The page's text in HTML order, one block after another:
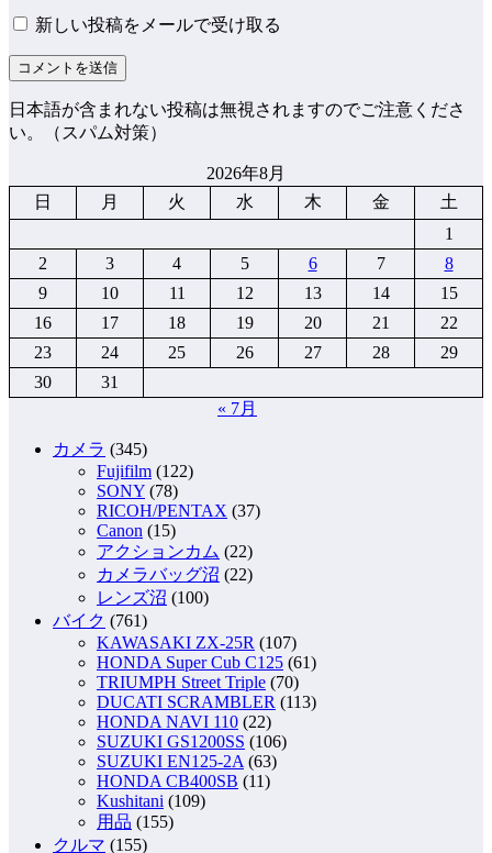
新しい投稿をメールで受け取る
日本語が含まれない投稿は無視されますのでご注意くださ
い。（スパム対策）
2026年8月
日
月 火 水 木 金
土
1
2
3 4 5 6 7
8
9
10 11 12 13 14
15
16
17 18 19 20 21
22
23
24 25 26 27 28
29
30
31
« 7月
カメラ (345)
Fujifilm (122)
SONY (78)
RICOH/PENTAX (37)
Canon (15)
アクションカム (22)
カメラバッグ沼 (22)
レンズ沼 (100)
バイク (761)
KAWASAKI ZX-25R (107)
HONDA Super Cub C125 (61)
TRIUMPH Street Triple (70)
DUCATI SCRAMBLER (113)
HONDA NAVI 110 (22)
SUZUKI GS1200SS (106)
SUZUKI EN125-2A (63)
HONDA CB400SB (11)
Kushitani (109)
用品 (155)
クルマ (155)